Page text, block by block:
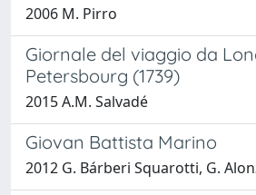
2006 M. Pirro
Giornale del viaggio da
Petersbourg (1739)
2015 A.M. Salvadé
Giovan Battista Marino
2012 G. Bárberi Squarotti, G.